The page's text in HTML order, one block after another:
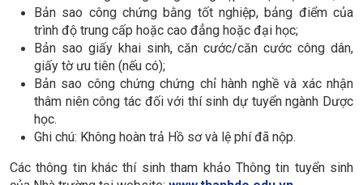
Bản sao công chứng bằng tốt nghiệp, bảng điểm của
trình độ trung cấp hoặc cao đẳng hoặc đại học;
Bản sao giấy khai sinh, căn cước/căn cước công dân,
giấy tờ ưu tiên (nếu có);
Bản sao công chứng chứng chỉ hành nghề và xác nhận
thâm niên công tác đối với thí sinh dự tuyển ngành Dược
học.
Ghi chú: Không hoàn trả Hồ sơ và lệ phí đã nộp.
Các thông tin khác thí sinh tham khảo Thông tin tuyển sinh